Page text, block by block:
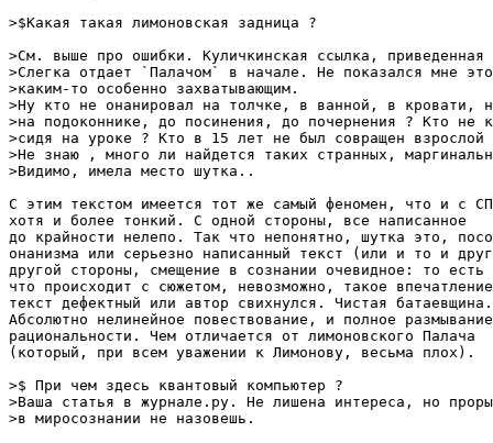
>$Какая такая лимоновская задница ?
>См. выше про ошибки. Куличкинская ссылка, приведенная
>Слегка отдает `Палачом` в начале. Не показался мне
>каким-то особенно захватывающим.
>Ну кто не онанировал на толчке, в ванной, в кровати,
>на подоконнике, до посинения, до почернения ? Кто не
>сидя на уроке ? Кто в 15 лет не был совращен взрослой
>Не знаю , много ли найдется таких странных,
>Видимо, имела место шутка..
С этим текстом имеется тот же самый феномен, что и с
хотя и более тонкий. С одной стороны, все написанное
до крайности нелепо. Так что непонятно, шутка это,
онанизма или серьезно написанный текст (или и то и
другой стороны, смещение в сознании очевидное: то есть
что происходит с сюжетом, невозможно, такое
текст дефектный или автор свихнулся. Чистая батаевщина.
Абсолютно нелинейное повествование, и полное размывание
рациональности. Чем отличается от лимоновского Палача
(который, при всем уважении к Лимонову, весьма плох).
>$ При чем здесь квантовый компьютер ?
>Ваша статья в журнале.ру. Не лишена интереса, но
>в миросознании не назовешь.